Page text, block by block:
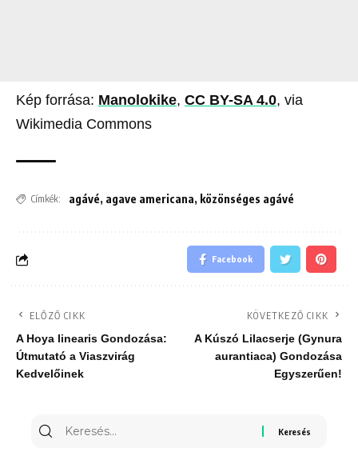
Kép forrása: Manolokike, CC BY-SA 4.0, via
Wikimedia Commons
Címkék: agávé, agave americana, közönséges agávé
Facebook
ELŐZŐ CIKK
A Hoya linearis Gondozása:
Útmutató a Viaszvirág
Kedvelőinek
KÖVETKEZŐ CIKK
A Kúszó Lilacserje (Gynura
aurantiaca) Gondozása
Egyszerűen!
Keresés